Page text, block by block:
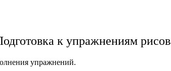
к упражнениям
упражнений.